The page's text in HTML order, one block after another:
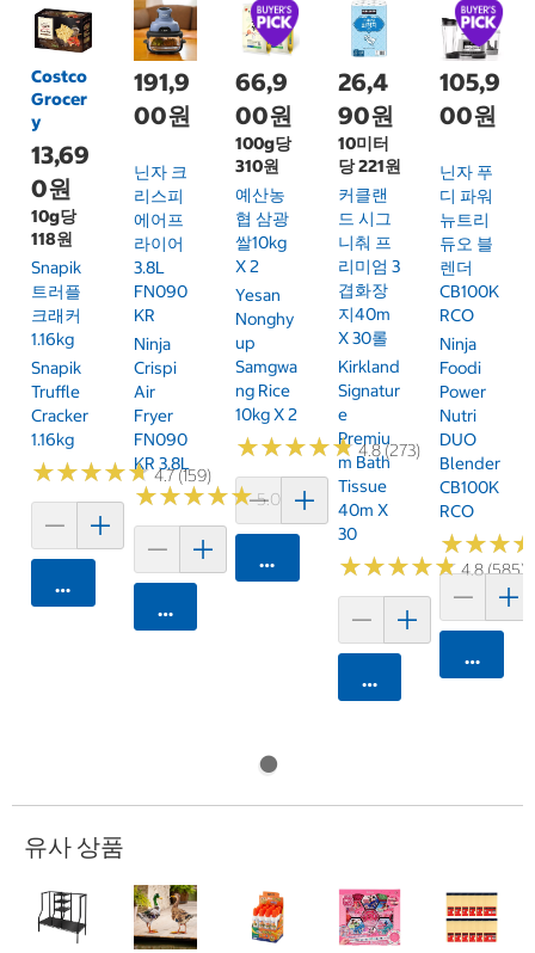
Costco
Grocer
y
13,69
0원
10g당
118원
Snapik
트러플
크래커
1.16kg
Snapik
Truffle
Cracker
1.16kg
★★★★★
★★★★★4.7 (159)
카트에 담기
191,9
00원
닌자 크
리스피
에어프
라이어
3.8L
FN090
KR
Ninja
Crispi
Air
Fryer
FN090
KR 3.8L
★★★★★
★★★★★5.0 (6)
카트에 담기
66,9
00원
100g당
310원
예산농
협 삼광
쌀10kg
X 2
Yesan
Nonghy
Up
Samgwa
Ng Rice
10kg X 2
★★★★★
★★★★★4.8 (273)
카트에 담기
26,4
90원
10미터
당 221원
커클랜
드 시그
니춰 프
리미엄 3
겹화장
지40m
X 30롤
Kirkland
Signatur
E
Premiu
M Bath
Tissue
40m X
30
★★★★★
★★★★★4.8 (585)
카트에 담기
105,9
00원
닌자 푸
디 파워
뉴트리
듀오 블
렌더
CB100K
RCO
Ninja
Foodi
Power
Nutri
DUO
Blender
CB100K
RCO
★★★
★★★
카트에
유사 상품